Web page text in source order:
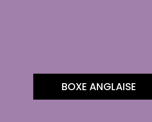
BOXE ANGLAISE